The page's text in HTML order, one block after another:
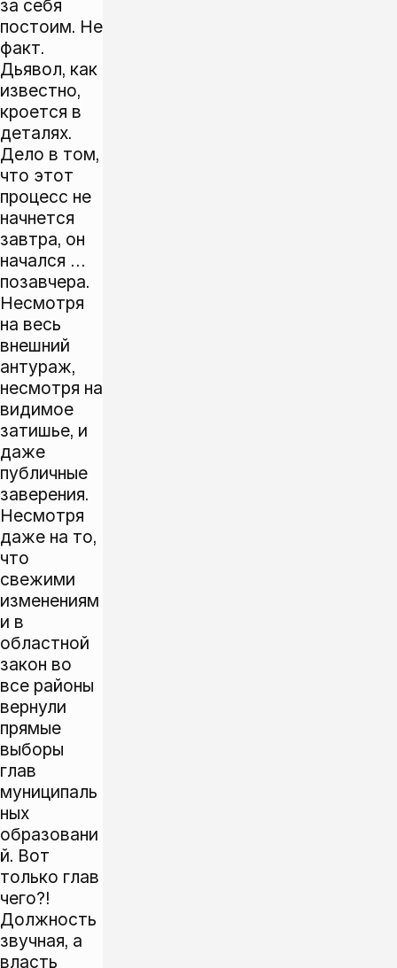
за себя
постоим. Не
факт.
Дьявол, как
известно,
кроется в
деталях.
Дело в том,
что этот
процесс не
начнется
завтра, он
начался …
позавчера.
Несмотря
на весь
внешний
антураж,
несмотря на
видимое
затишье, и
даже
публичные
заверения.
Несмотря
даже на то,
что
свежими
изменениям
и в
областной
закон во
все районы
вернули
прямые
выборы
глав
муниципаль
ных
образовани
й. Вот
только глав
чего?!
Должность
звучная, а
власть